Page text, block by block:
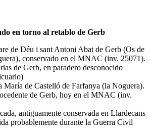
en torno al retablo de Gerb
de Déu i sant Antoni Abat de Gerb (Os de
conservado en el MNAC (inv. 25071).
de Gerb, en paradero desconocido
María de Castelló de Farfanya (la Noguera).
de Gerb, hoy en el MNAC (inv.
antiguamente conservada en Llardecans
probablemente durante la Guerra Civil